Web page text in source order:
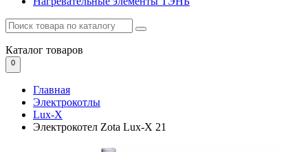
Каталог товаров
0
Главная
Электрокотлы
Lux-X
Электрокотел Zota Lux-X 21